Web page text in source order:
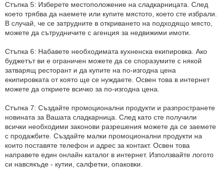
Стъпка 5: Изберете местоположение на сладкарницата. След
което трябва да наемете или купите мястото, което сте избрали.
В случай, че се затрудните в откриването на подходящо място,
можете да сътрудничите с агенция за недвижими имоти.
Стъпка 6: Набавете необходимата кухненска екипировка. Ако
буджетът ви е ограничен можете да се споразумите с някой
затварящ ресторант и да купите на по-изгодна цена
екипировката от която ще се нуждаете. Освен това в интернет
можете да откриете всичко за по-изгодна цена.
Стъпка 7: Създайте промоционални продукти и разпространете
новината за Вашата сладкарница. След като сте получили
всички необходими законови разрешения можете да се заемете
с продажбите. Създайте малки промоционални продукти на
които поставяте телефон и адрес за контакт. Освен това
направете един онлайн каталог в интернет. Използвайте логото
си навсякъде - кутии, салфетки, опаковки.